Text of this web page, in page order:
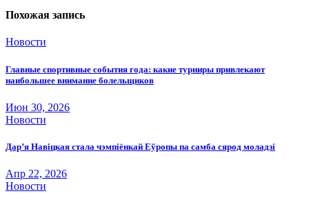
Похожая запись
Новости
Главные спортивные события года: какие турниры привлекают
наибольшее внимание болельщиков
Июн 30, 2026
Новости
Дар’я Навіцкая стала чэмпіёнкай Еўропы па самба сярод моладзі
Апр 22, 2026
Новости